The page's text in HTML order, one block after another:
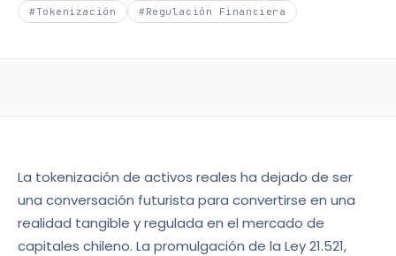
#Tokenización #Regulación Financiera
La tokenización de activos reales ha dejado de ser
una conversación futurista para convertirse en una
realidad tangible y regulada en el mercado de
capitales chileno. La promulgación de la Ley 21.521,